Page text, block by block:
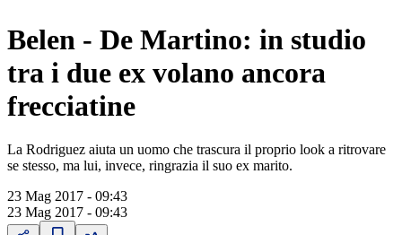
Belen - De Martino: in studio
tra i due ex volano ancora
frecciatine
La Rodriguez aiuta un uomo che trascura il proprio look a ritrovare
se stesso, ma lui, invece, ringrazia il suo ex marito.
23 Mag 2017 - 09:43
23 Mag 2017 - 09:43